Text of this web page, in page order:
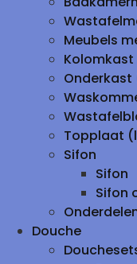
Meubels
Onderkast
Topplaat
Sifon
Sifon
Sifon
Douche